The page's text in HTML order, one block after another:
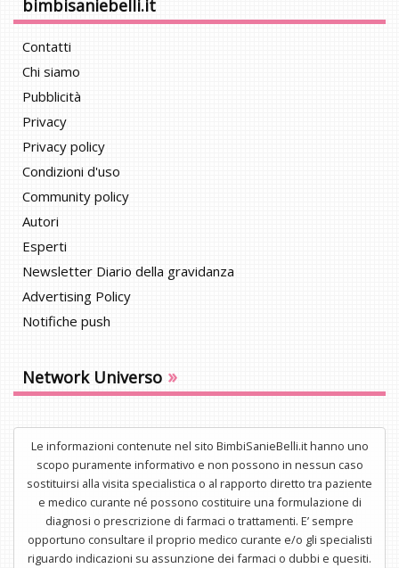
bimbisaniebelli.it
Contatti
Chi siamo
Pubblicità
Privacy
Privacy policy
Condizioni d'uso
Community policy
Autori
Esperti
Newsletter Diario della gravidanza
Advertising Policy
Notifiche push
Network Universo »
Le informazioni contenute nel sito BimbiSanieBelli.it hanno uno
scopo puramente informativo e non possono in nessun caso
sostituirsi alla visita specialistica o al rapporto diretto tra paziente
e medico curante né possono costituire una formulazione di
diagnosi o prescrizione di farmaci o trattamenti. E’ sempre
opportuno consultare il proprio medico curante e/o gli specialisti
riguardo indicazioni su assunzione dei farmaci o dubbi e quesiti.